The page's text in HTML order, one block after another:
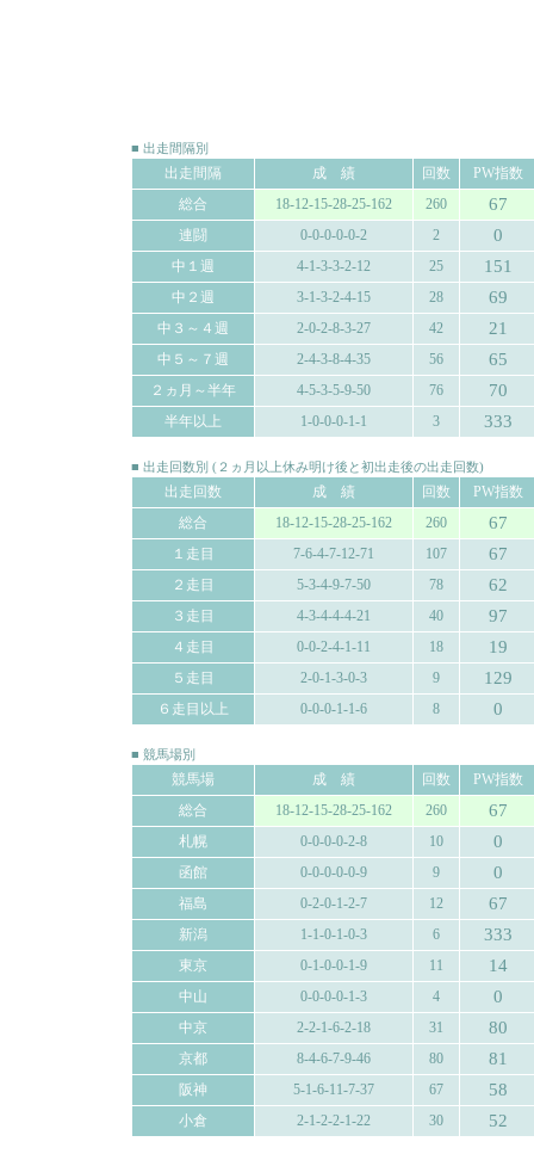
■ 出走間隔別
出走間隔 成 績 回数
PW指数
総合
18-12-15-28-25-162 260 67
連闘 0-0-0-0-0-2 2 0
中１週 4-1-3-3-2-12 25 151
中２週 3-1-3-2-4-15 28 69
中３～４週 2-0-2-8-3-27 42 21
中５～７週 2-4-3-8-4-35 56 65
２ヵ月～半年 4-5-3-5-9-50 76 70
半年以上 1-0-0-0-1-1 3 333
■ 出走回数別 (２ヵ月以上休み明け後と初出走後の出走回数)
出走回数 成 績 回数
PW指数
総合
18-12-15-28-25-162 260 67
１走目 7-6-4-7-12-71 107 67
２走目 5-3-4-9-7-50 78 62
３走目 4-3-4-4-4-21 40 97
４走目 0-0-2-4-1-11 18 19
５走目 2-0-1-3-0-3 9 129
６走目以上 0-0-0-1-1-6 8 0
■ 競馬場別
競馬場 成 績 回数
PW指数
総合
18-12-15-28-25-162 260 67
札幌 0-0-0-0-2-8 10 0
函館 0-0-0-0-0-9 9 0
福島 0-2-0-1-2-7 12 67
新潟 1-1-0-1-0-3 6 333
東京 0-1-0-0-1-9 11 14
中山 0-0-0-0-1-3 4 0
中京 2-2-1-6-2-18 31 80
京都 8-4-6-7-9-46 80 81
阪神 5-1-6-11-7-37 67 58
小倉 2-1-2-2-1-22 30 52